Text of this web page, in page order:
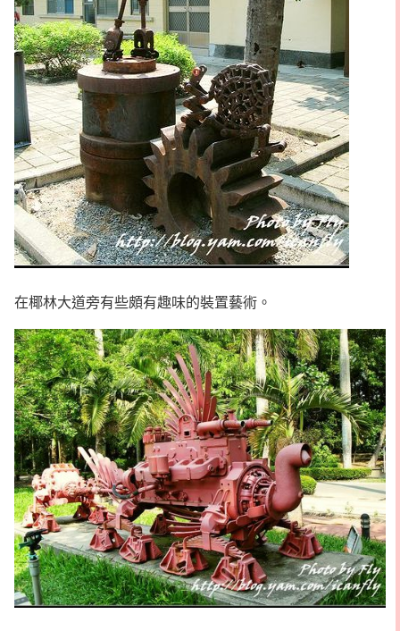
在椰林大道旁有些頗有趣味的裝置藝術。